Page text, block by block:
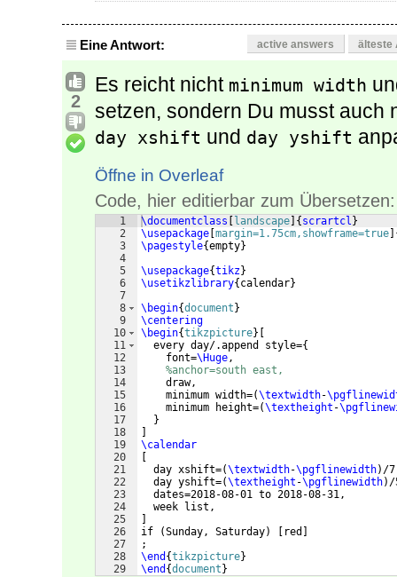
Eine Antwort: active answers älteste
2
Es reicht nicht minimum width
setzen, sondern Du musst auch
day xshift und day yshift
Öffne in Overleaf
Code, hier editierbar zum Übersetzen:
1
2
3
4
5
6
7
8
9
10
11
12
13
14
15
16
17
18
19
20
21
22
23
24
25
26
27
28
29
\documentclass landscape { scrartcl }
\usepackage margin=1.75cm,showframe=true
\pagestyle{empty}
\usepackage{tikz}
\usetikzlibrary{ calendar}
\begin{document }
\centering
\begin{tikzpicture}
  every day/.append style=
{
    font=
\Huge,
%anchor=south east,
    draw,
    minimum width=
(\textwidth-
    minimum height=
(\textheight -
}
\calendar
  day xshift=
(\textwidth-\pgflinewidth) /
  day yshift=
(\textheight -\pgflinewidth) /
  dates=2018-08-01 to 2018-08-31,
  week list,
if
(Sunday, Saturday) red
;
\end {tikzpicture}
\end {document }